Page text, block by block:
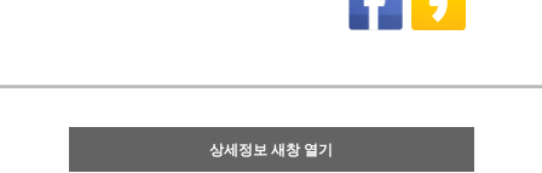
상세정보 새창 열기